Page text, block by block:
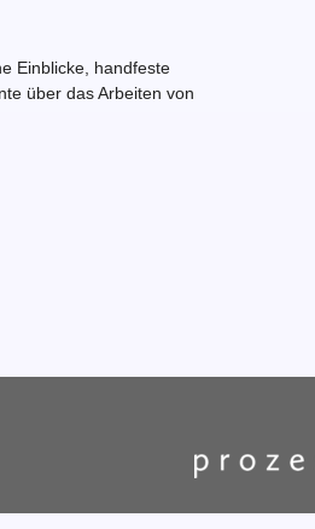
Einblicke, handfeste
über das Arbeiten von